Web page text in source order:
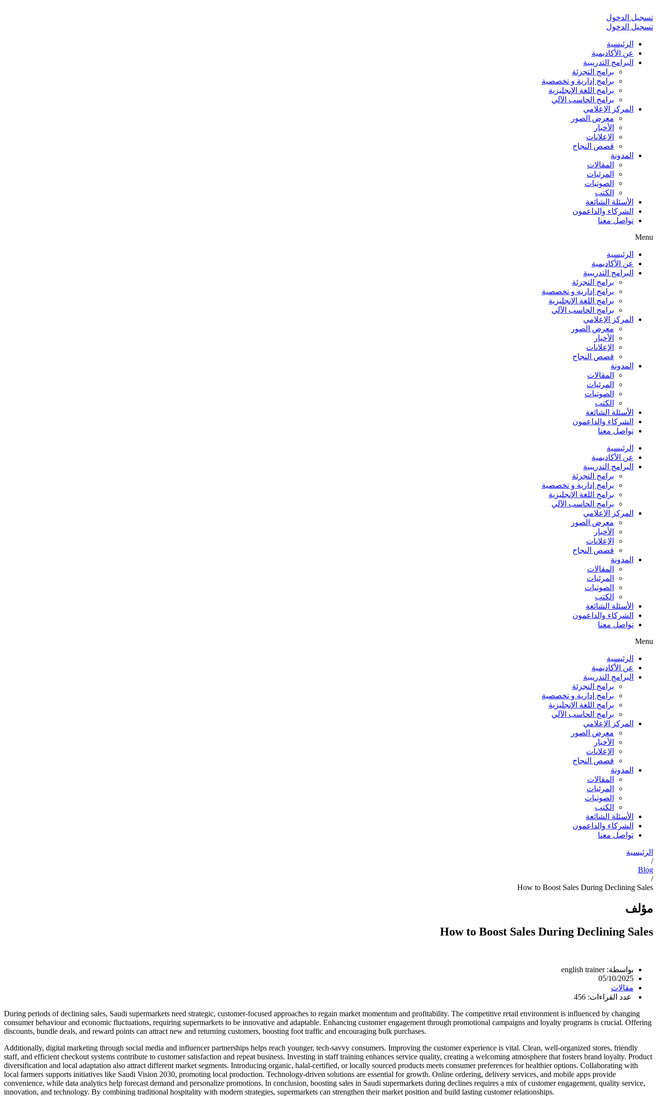
تسجيل الدخول
تسجيل الدخول
الرئيسية
عن الأكاديمية
البرامج التدريبية
برامج التجزئة
برامج إدارية و تخصصية
برامج اللغة الإنجليزية
برامج الحاسب الآلي
المركز الإعلامي
معرض الصور
الأخبار
الإعلانات
قصص النجاح
المدونة
المقالات
المرئيات
الصوتيات
الكتب
الأسئلة الشائعة
الشركاء والداعمون
تواصل معنا
Menu
الرئيسية
عن الأكاديمية
البرامج التدريبية
برامج التجزئة
برامج إدارية و تخصصية
برامج اللغة الإنجليزية
برامج الحاسب الآلي
المركز الإعلامي
معرض الصور
الأخبار
الإعلانات
قصص النجاح
المدونة
المقالات
المرئيات
الصوتيات
الكتب
الأسئلة الشائعة
الشركاء والداعمون
تواصل معنا
الرئيسية
عن الأكاديمية
البرامج التدريبية
برامج التجزئة
برامج إدارية و تخصصية
برامج اللغة الإنجليزية
برامج الحاسب الآلي
المركز الإعلامي
معرض الصور
الأخبار
الإعلانات
قصص النجاح
المدونة
المقالات
المرئيات
الصوتيات
الكتب
الأسئلة الشائعة
الشركاء والداعمون
تواصل معنا
Menu
الرئيسية
عن الأكاديمية
البرامج التدريبية
برامج التجزئة
برامج إدارية و تخصصية
برامج اللغة الإنجليزية
برامج الحاسب الآلي
المركز الإعلامي
معرض الصور
الأخبار
الإعلانات
قصص النجاح
المدونة
المقالات
المرئيات
الصوتيات
الكتب
الأسئلة الشائعة
الشركاء والداعمون
تواصل معنا
الرئيسية
/
Blog
/
How to Boost Sales During Declining Sales
مؤلف
How to Boost Sales During Declining Sales
بواسطة:english trainer
05/10/2025
مقالات
عدد القراءات: 456
During periods of declining sales, Saudi supermarkets need strategic, customer-focused approaches to regain market momentum and profitability. The competitive retail environment is influenced by changing
consumer behaviour and economic fluctuations, requiring supermarkets to be innovative and adaptable. Enhancing customer engagement through promotional campaigns and loyalty programs is crucial. Offering
discounts, bundle deals, and reward points can attract new and returning customers, boosting foot traffic and encouraging bulk purchases.
Additionally, digital marketing through social media and influencer partnerships helps reach younger, tech-savvy consumers. Improving the customer experience is vital. Clean, well-organized stores, friendly
staff, and efficient checkout systems contribute to customer satisfaction and repeat business. Investing in staff training enhances service quality, creating a welcoming atmosphere that fosters brand loyalty. Product
diversification and local adaptation also attract different market segments. Introducing organic, halal-certified, or locally sourced products meets consumer preferences for healthier options. Collaborating with
local farmers supports initiatives like Saudi Vision 2030, promoting local production. Technology-driven solutions are essential for growth. Online ordering, delivery services, and mobile apps provide
convenience, while data analytics help forecast demand and personalize promotions. In conclusion, boosting sales in Saudi supermarkets during declines requires a mix of customer engagement, quality service,
innovation, and technology. By combining traditional hospitality with modern strategies, supermarkets can strengthen their market position and build lasting customer relationships.